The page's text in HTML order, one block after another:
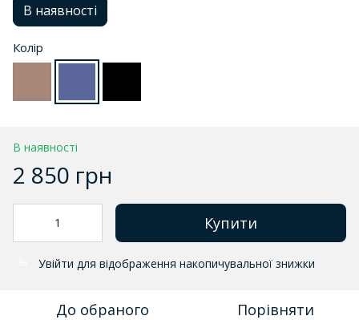
В наявності
Колір
В наявності
2 850 грн
Купити
Увійти для відображення накопичувальної знижки
До обраного Порівняти